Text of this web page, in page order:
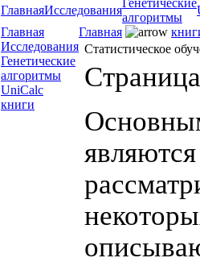
ГлавнаяИсследования
Генетические
алгоритмы
Главная
Исследования
Генетические
алгоритмы
UniCalc
книги
Главная
Статистическое